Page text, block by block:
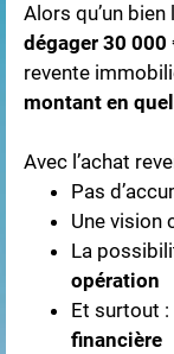
Alors qu’un
dégager 30 000
revente
montant en
Avec l’achat
Pas
Une vision
La
opération
Et surtout
financière